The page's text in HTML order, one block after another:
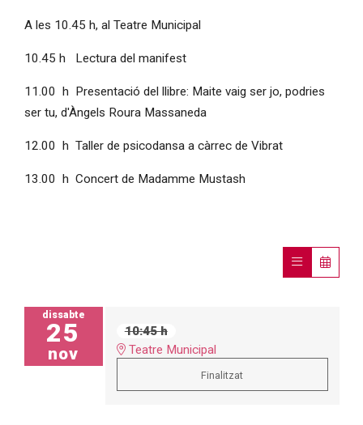
A les 10.45 h, al Teatre Municipal
10.45 h Lectura del manifest
11.00 h Presentació del llibre: Maite vaig ser jo, podries
ser tu, d'Àngels Roura Massaneda
12.00 h Taller de psicodansa a càrrec de Vibrat
13.00 h Concert de Madamme Mustash
dissabte
25
nov
10:45 h
Teatre Municipal
Finalitzat